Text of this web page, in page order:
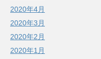
2020年4月
2020年3月
2020年2月
2020年1月